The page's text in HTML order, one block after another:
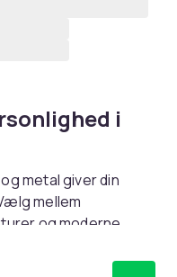
i
metal giver din
mellem
og moderne